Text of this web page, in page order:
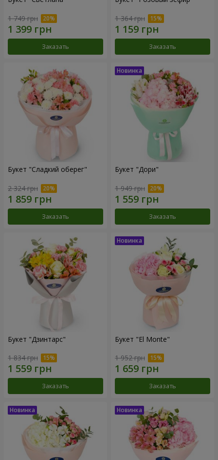
1 749 грн
Заказать
1 364 грн
Заказать
Букет "Сладкий оберег"
2 324 грн
Заказать
Букет "Дори"
1 949 грн
Заказать
Букет "Дзинтарс"
1 834 грн
Заказать
Букет "El Monte"
1 952 грн
Заказать